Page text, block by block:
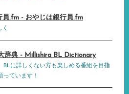
員.fm - おやじは銀行員.fm
辞典 - Millishira BL Dictionary
BLに詳しくない方も楽しめる番組を目指
っています！